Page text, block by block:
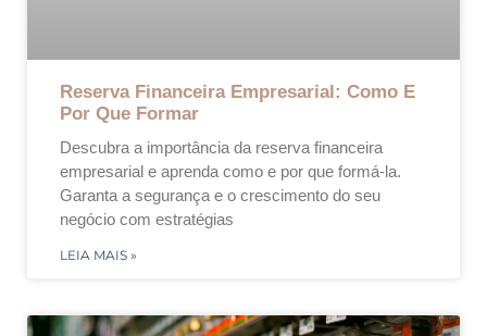
Reserva Financeira Empresarial: Como E
Por Que Formar
Descubra a importância da reserva financeira
empresarial e aprenda como e por que formá-la.
Garanta a segurança e o crescimento do seu
negócio com estratégias
LEIA MAIS »